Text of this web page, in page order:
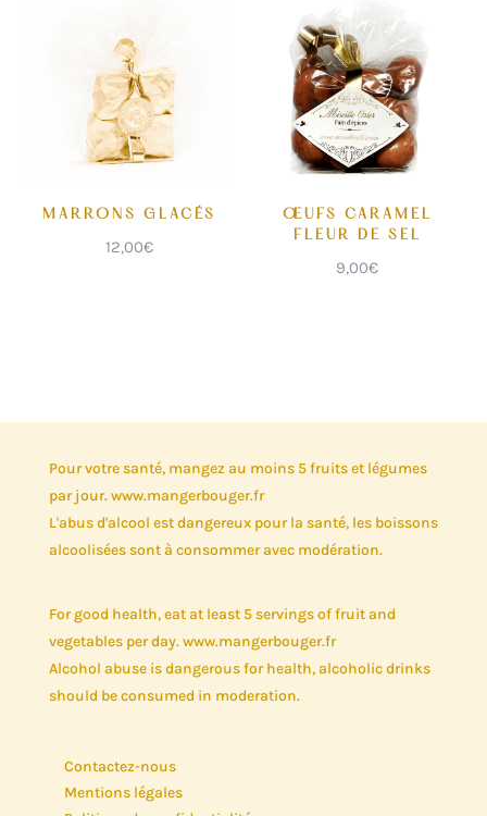
MARRONS GLACÉS
12,00€
ŒUFS CARAMEL
FLEUR DE SEL
9,00€
Pour votre santé, mangez au moins 5 fruits et légumes
par jour. www.mangerbouger.fr
L'abus d'alcool est dangereux pour la santé, les boissons
alcoolisées sont à consommer avec modération.
For good health, eat at least 5 servings of fruit and
vegetables per day. www.mangerbouger.fr
Alcohol abuse is dangerous for health, alcoholic drinks
should be consumed in moderation.
Contactez-nous
Mentions légales